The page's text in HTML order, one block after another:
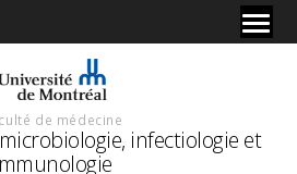
de médecine
infectiologie et